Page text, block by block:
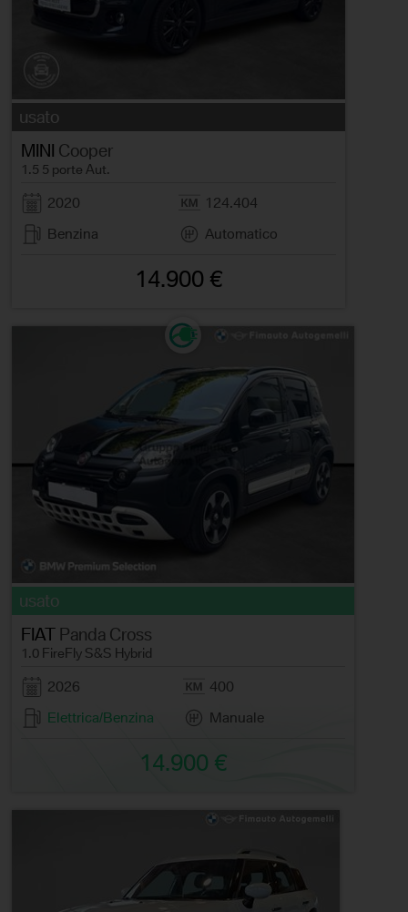
usato
MINI Cooper
1.5 5 porte Aut.
2020
124.404
Benzina
Automatico
14.900 €
usato
FIAT Panda Cross
1.0 FireFly S&S Hybrid
2026
400
Elettrica/Benzina
Manuale
14.900 €